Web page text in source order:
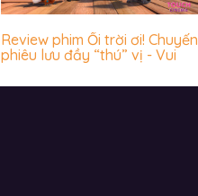
Review phim Ối trời ơi! Chuyến
phiêu lưu đầy “thú” vị - Vui